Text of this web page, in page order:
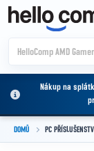
Přejít na obsah
Nákup na
DOMŮ PC